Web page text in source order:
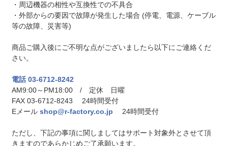
・周辺機器の相性や互換性での不具合
・外部からの要因で故障が発生した場合 (停電、電源、ケーブル
等の故障、災害等)
商品ご購入後にご不明な点がございましたら以下にご連絡くだ
さい。
電話 03-6712-8242
AM9:00～PM18:00 / 定休 日曜
FAX 03-6712-8243 24時間受付
Eメール shop@r-factory.co.jp 24時間受付
ただし、下記の事項に関しましてはサポート対象外とさせて頂
きますのであらかじめご了承願います。